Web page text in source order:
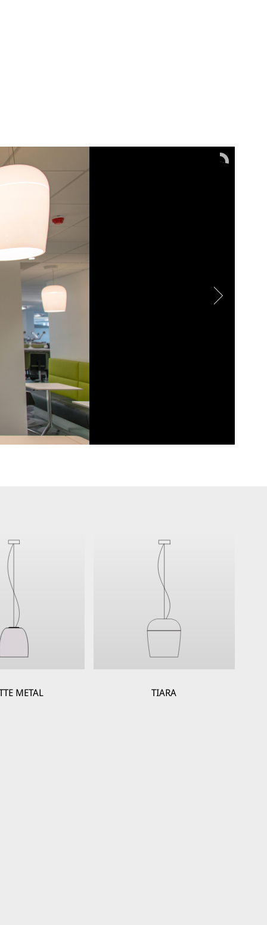
METAL TIARA